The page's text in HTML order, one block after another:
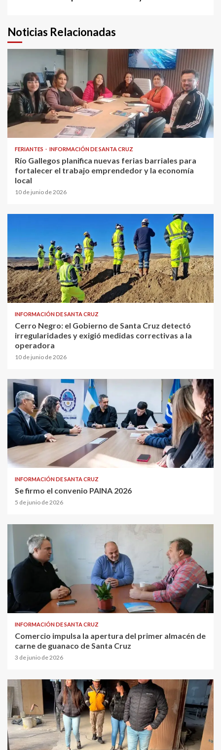
Noticias Relacionadas
FERIANTES INFORMACIÓN DE SANTA CRUZ
Río Gallegos planifica nuevas ferias barriales para
fortalecer el trabajo emprendedor y la economía
local
10 de junio de 2026
INFORMACIÓN DE SANTA CRUZ
Cerro Negro: el Gobierno de Santa Cruz detectó
irregularidades y exigió medidas correctivas a la
operadora
10 de junio de 2026
INFORMACIÓN DE SANTA CRUZ
Se firmo el convenio PAINA 2026
5 de junio de 2026
INFORMACIÓN DE SANTA CRUZ
Comercio impulsa la apertura del primer almacén de
carne de guanaco de Santa Cruz
3 de junio de 2026